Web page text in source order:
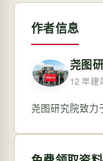
作者信息
尧图
12 年建
尧图研究院致力